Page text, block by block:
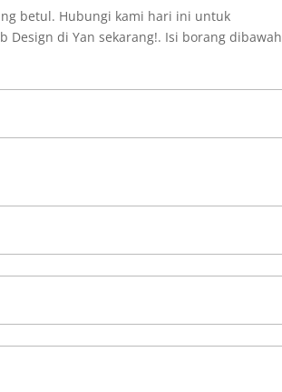
betul. Hubungi kami hari ini untuk
Design di Yan sekarang!. Isi borang dibawah